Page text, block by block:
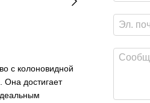
с колоновидной
достигает